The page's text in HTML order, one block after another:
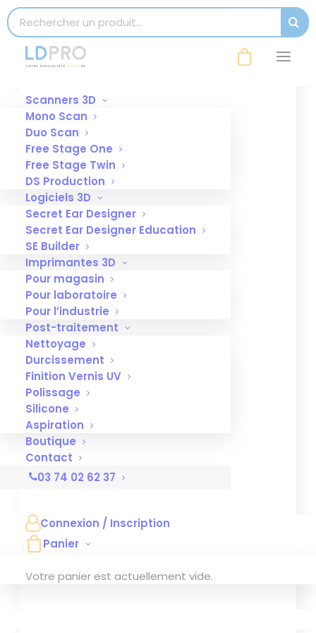
Search for:
Scanners 3D
Mono Scan
Duo Scan
Free Stage One
Free Stage Twin
DS Production
Logiciels 3D
Secret Ear Designer
Secret Ear Designer Education
SE Builder
Imprimantes 3D
Pour magasin
Pour laboratoire
Pour l’industrie
Post-traitement
Nettoyage
Durcissement
Finition Vernis UV
Polissage
Silicone
Aspiration
Boutique
Contact
03 74 02 62 37
Connexion / Inscription
Panier
Votre panier est actuellement vide.
Affinez votre recherche
modal-check